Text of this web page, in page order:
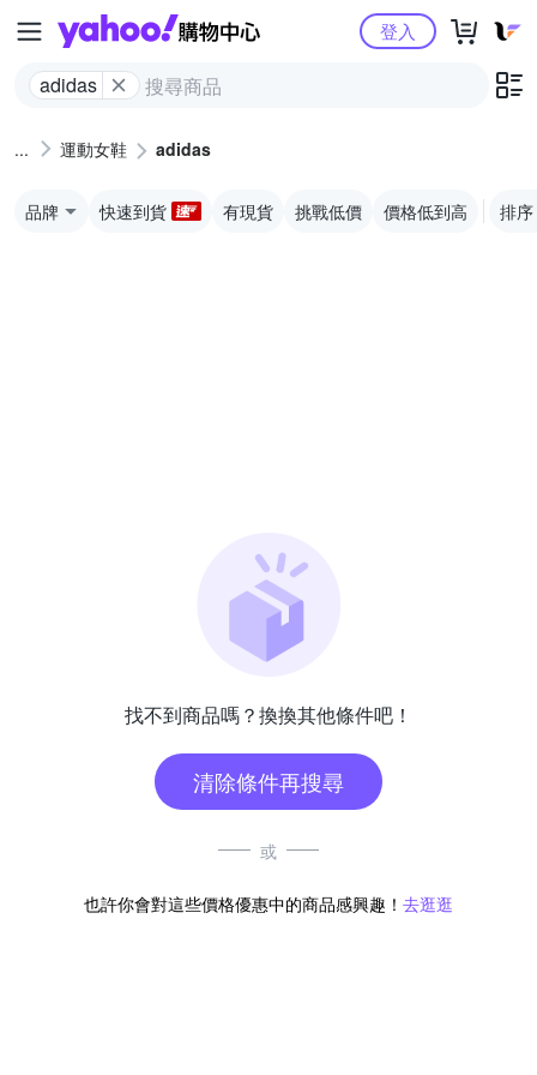
Yahoo購物中心
adidas
登入
運動女鞋 adidas
品牌 快速到貨 有現貨 挑戰低價 價格低到高 排序
找不到商品嗎？換換其他條件吧！
清除條件再搜尋
或
也許你會對這些價格優惠中的商品感興趣！ 去逛逛